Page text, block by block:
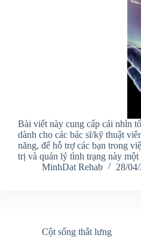
Bài viết này cung cấp cái nhìn
dành cho các bác sĩ/kỹ thuật
năng, để hỗ trợ các bạn trong
trị và quản lý tình trạng này một
MinhDat Rehab
28/
Cột sống thắt lưng